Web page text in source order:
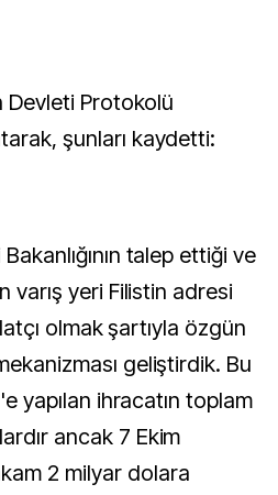
Devleti Protokolü
şunları kaydetti:
talep ettiği ve
varış yeri Filistin adresi
olmak şartıyla özgün
geliştirdik. Bu
yapılan ihracatın toplam
ancak 7 Ekim
2 milyar dolara